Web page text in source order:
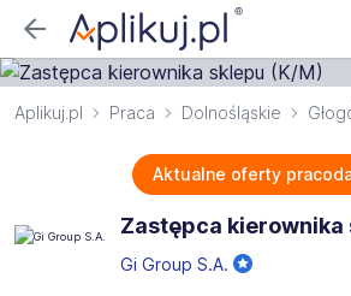
Aplikuj.pl Praca Dolnośląskie
Aktualne oferty
Zastępca kierownika
Gi Group S.A.